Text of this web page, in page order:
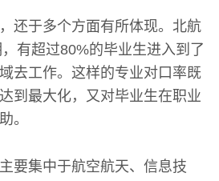
还于多个方面有所体现。北航
有超过80%的毕业生进入到了
去工作。这样的专业对口率既
到最大化，又对毕业生在职业
。
要集中于航空航天、信息技